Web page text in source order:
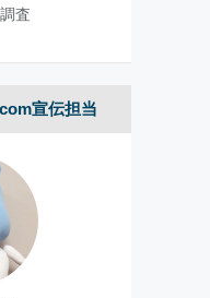
査
宣伝担当